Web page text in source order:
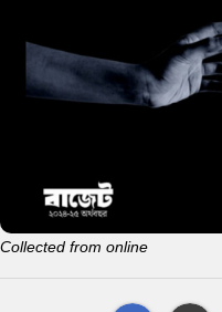
Collected from online